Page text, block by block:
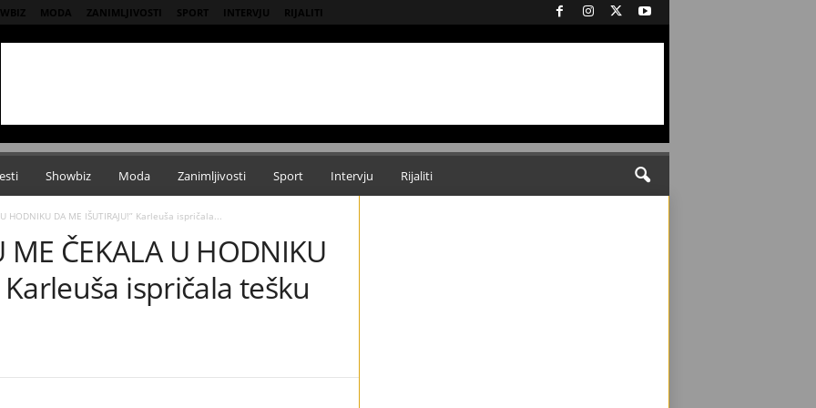
MODA ZANIMLJIVOSTI SPORT INTERVJU RIJALITI
Showbiz Moda Zanimljivosti Sport Intervju Rijaliti
U HODNIKU DA ME IŠUTIRAJU!” Karleuša ispričala...
ME ČEKALA U HODNIKU
Karleuša ispričala tešku